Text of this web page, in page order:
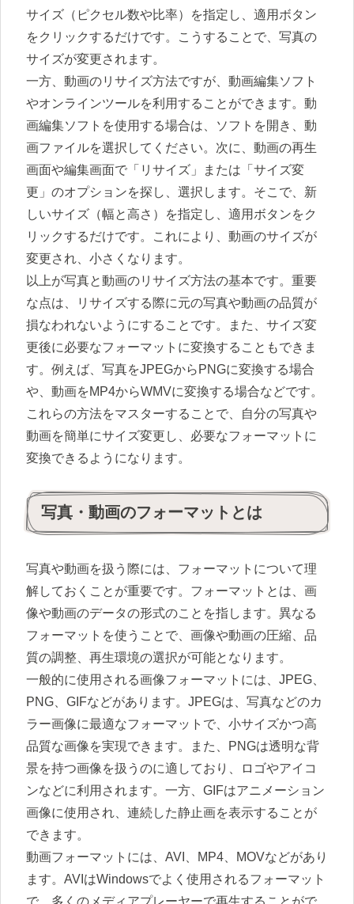
サイズ（ピクセル数や比率）を指定し、適用ボタン
をクリックするだけです。こうすることで、写真の
サイズが変更されます。
一方、動画のリサイズ方法ですが、動画編集ソフト
やオンラインツールを利用することができます。動
画編集ソフトを使用する場合は、ソフトを開き、動
画ファイルを選択してください。次に、動画の再生
画面や編集画面で「リサイズ」または「サイズ変
更」のオプションを探し、選択します。そこで、新
しいサイズ（幅と高さ）を指定し、適用ボタンをク
リックするだけです。これにより、動画のサイズが
変更され、小さくなります。
以上が写真と動画のリサイズ方法の基本です。重要
な点は、リサイズする際に元の写真や動画の品質が
損なわれないようにすることです。また、サイズ変
更後に必要なフォーマットに変換することもできま
す。例えば、写真をJPEGからPNGに変換する場合
や、動画をMP4からWMVに変換する場合などです。
これらの方法をマスターすることで、自分の写真や
動画を簡単にサイズ変更し、必要なフォーマットに
変換できるようになります。
写真・動画のフォーマットとは
写真や動画を扱う際には、フォーマットについて理
解しておくことが重要です。フォーマットとは、画
像や動画のデータの形式のことを指します。異なる
フォーマットを使うことで、画像や動画の圧縮、品
質の調整、再生環境の選択が可能となります。
一般的に使用される画像フォーマットには、JPEG、
PNG、GIFなどがあります。JPEGは、写真などのカ
ラー画像に最適なフォーマットで、小サイズかつ高
品質な画像を実現できます。また、PNGは透明な背
景を持つ画像を扱うのに適しており、ロゴやアイコ
ンなどに利用されます。一方、GIFはアニメーション
画像に使用され、連続した静止画を表示することが
できます。
動画フォーマットには、AVI、MP4、MOVなどがあり
ます。AVIはWindowsでよく使用されるフォーマット
で、多くのメディアプレーヤーで再生することがで